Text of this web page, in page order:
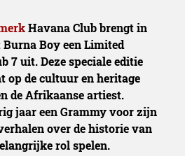
Havana Club brengt in
Boy een Limited
7 uit. Deze speciale editie
op de cultuur en heritage
de Afrikaanse artiest.
jaar een Grammy voor zijn
over de historie van
rol spelen.